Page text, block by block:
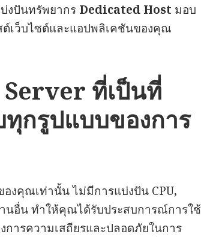
งปันทรัพยากร Dedicated Host มอบ
เว็บไซต์และแอปพลิเคชันของคุณ
ที่เป็นที่
ทุกรูปแบบของการ
งคุณเท่านั้น ไม่มีการแบ่งปัน CPU,
นอื่น ทำให้คุณได้รับประสบการณ์การใช้
ารความเสถียรและปลอดภัยในการ